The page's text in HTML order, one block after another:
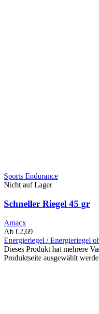
Sports Endurance
Nicht auf Lager
Schneller Riegel 45 gr
Amacx
Ab €2,69
Energieriegel / Energieriegel
Dieses Produkt hat mehrere
Produktseite ausgewählt